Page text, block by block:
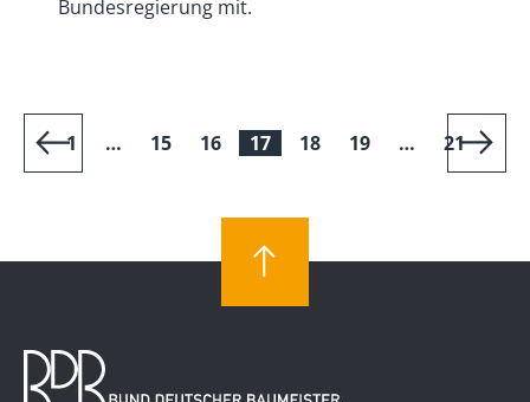
Bundesregierung mit.
1 … 15 16 17 18 19 … 21